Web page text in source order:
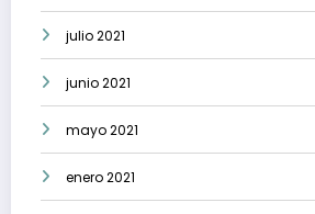
julio 2021
junio 2021
mayo 2021
enero 2021